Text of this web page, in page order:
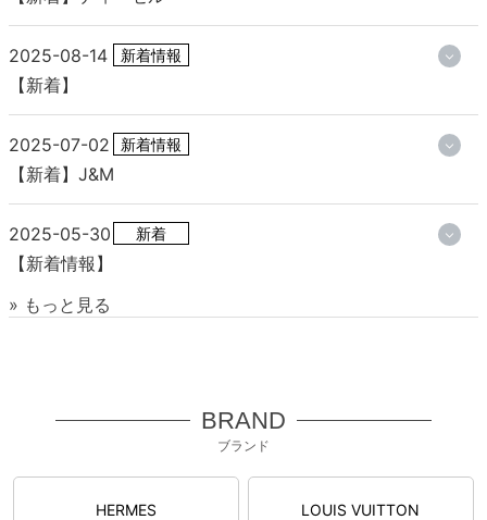
2025-08-14 新着情報
【新着】
2025-07-02 新着情報
【新着】J&M
2025-05-30 新着
【新着情報】
» もっと見る
BRAND
ブランド
HERMES LOUIS VUITTON